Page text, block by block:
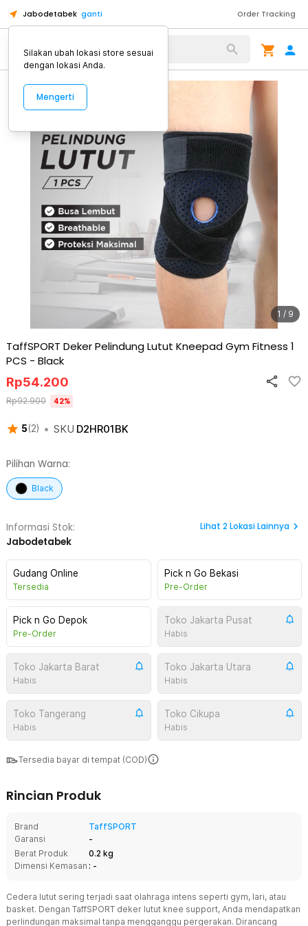
Jabodetabek ganti Order Tracking
Alat Kopi
1 / 9
TaffSPORT Deker Pelindung Lutut Kneepad Gym Fitness 1
PCS - Black
5(2) • SKU D2HR01BK
Rp54.200
Rp92.900 42%
Pilihan Warna:
Black
Informasi Stok:
Jabodetabek
Lihat 2Lokasi Lainnya
Gudang Online
Tersedia
Pick n Go Bekasi
Pre-Order
Pick n Go Depok
Pre-Order
Toko Jakarta Pusat
Habis
Toko Jakarta Barat
Habis
Toko Jakarta Utara
Habis
Toko Tangerang
Habis
Toko Cikupa
Habis
Tersedia bayar di tempat (COD)
Rincian Produk
Brand
TaffSPORT
Garansi
-
Berat Produk
0.2 kg
Dimensi Kemasan : -
Cedera lutut sering terjadi saat olahraga intens seperti gym, lari, atau
basket. Dengan TaffSPORT deker lutut knee support, Anda mendapatkan
perlindungan maksimal tanpa mengganggu pergerakan. Dirancang
Silakan ubah lokasi store sesuai
dengan lokasi Anda.
Mengerti